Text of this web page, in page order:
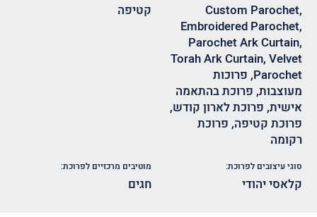
Custom Parochet,
Embroidered Parochet,
Parochet Ark Curtain,
Torah Ark Curtain,Velvet
Parochet
, פרוכות
מעוצבות, פרוכת בהתאמה
אישית, פרוכת לארון קודש,
פרוכת קטיפה, פרוכת
רקומה
קטיפה
סוגי עיצובים לפרוכת:
קלאסי יהודי
מוטיבים מרכזיים לפרוכת:
חגים